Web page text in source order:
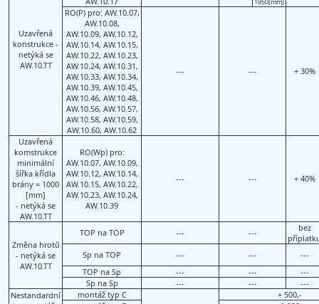
Uzavřená
konstrukce -
netýká se
AW.10.TT
RO(P) pro: AW.10.07,
AW.10.08,
AW.10.09, AW.10.12,
AW.10.14, AW.10.15,
AW.10.22, AW.10.23,
AW.10.24, AW.10.31,
AW.10.33, AW.10.34,
AW.10.39, AW.10.45,
AW.10.46, AW.10.48,
AW.10.56, AW.10.57,
AW.10.58, AW.10.59,
AW.10.60, AW.10.62
--- --- + 30%
Uzavřená
komstrukce
minimální
šířka křídla
brány = 1000
[mm]
- netýká se
AW.10.TT
RO(Wp) pro:
AW.10.07, AW.10.09,
AW.10.12, AW.10.14,
AW.10.15, AW.10.22,
AW.10.23, AW.10.24,
AW.10.39
--- --- + 40%
Změna hrotů
- netýká se
AW.10.TT
TOP na TOP --- ---
bez
Sp na TOP
--- ---
---
TOP na Sp
--- ---
---
Sp na Sp
--- ---
---
Nestandardní
montáž typ C
+ 500,-